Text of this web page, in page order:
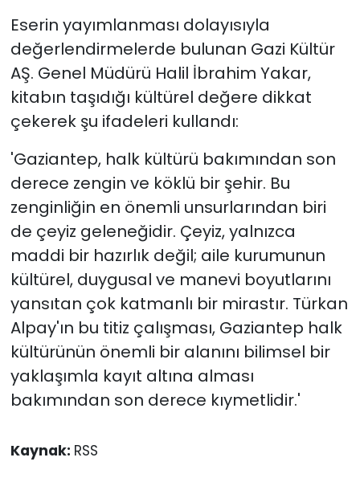
Eserin yayımlanması dolayısıyla
değerlendirmelerde bulunan Gazi Kültür
AŞ. Genel Müdürü Halil İbrahim Yakar,
kitabın taşıdığı kültürel değere dikkat
çekerek şu ifadeleri kullandı:
'Gaziantep, halk kültürü bakımından son
derece zengin ve köklü bir şehir. Bu
zenginliğin en önemli unsurlarından biri
de çeyiz geleneğidir. Çeyiz, yalnızca
maddi bir hazırlık değil; aile kurumunun
kültürel, duygusal ve manevi boyutlarını
yansıtan çok katmanlı bir mirastır. Türkan
Alpay'ın bu titiz çalışması, Gaziantep halk
kültürünün önemli bir alanını bilimsel bir
yaklaşımla kayıt altına alması
bakımından son derece kıymetlidir.'
Kaynak: RSS